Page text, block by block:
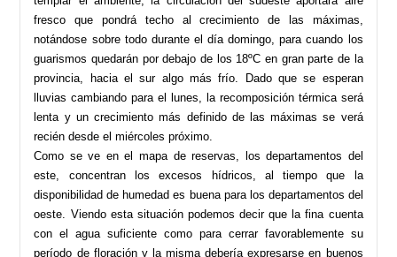
fresco que pondrá techo al crecimiento de las máximas,
notándose sobre todo durante el día domingo, para cuando los
guarismos quedarán por debajo de los 18ºC en gran parte de la
provincia, hacia el sur algo más frío. Dado que se esperan
lluvias cambiando para el lunes, la recomposición térmica será
lenta y un crecimiento más definido de las máximas se verá
recién desde el miércoles próximo.
Como se ve en el mapa de reservas, los departamentos del
este, concentran los excesos hídricos, al tiempo que la
disponibilidad de humedad es buena para los departamentos del
oeste. Viendo esta situación podemos decir que la fina cuenta
con el agua suficiente como para cerrar favorablemente su
período de floración y la misma debería expresarse en buenos